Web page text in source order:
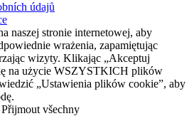
údajů
naszej stronie internetowej, aby
wrażenia, zapamiętując
wizyty. Klikając „Akceptuj
na użycie WSZYSTKICH plików
„Ustawienia plików cookie”, aby
Přijmout všechny